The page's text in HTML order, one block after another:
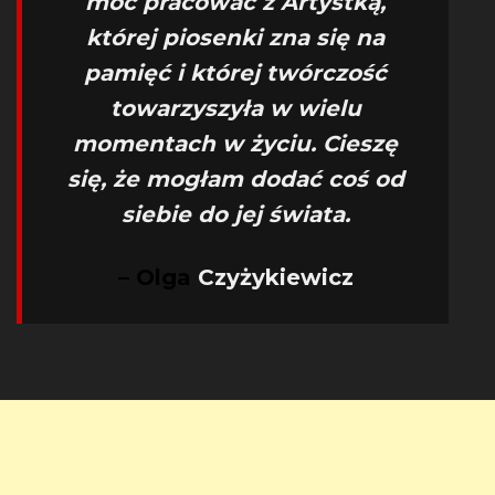
której piosenki zna się na
pamięć i której twórczość
towarzyszyła w wielu
momentach w życiu. Cieszę
się, że mogłam dodać coś od
siebie do jej świata.
Czyżykiewicz